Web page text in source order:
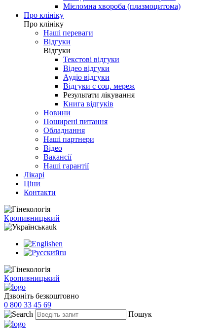
Мієломна хвороба (плазмоцитома)
Про клініку
Про клініку
Наші переваги
Відгуки
Відгуки
Текстові відгуки
Відео відгуки
Аудіо відгуки
Відгуки с соц. мереж
Результати лікування
Книга відгуків
Новини
Поширені питання
Обладнання
Наші партнери
Відео
Вакансії
Наші гарантії
Лікарі
Ціни
Контакти
Кропивницький
uk
en
ru
Кропивницький
Дзвоніть безкоштовно
0 800 33 45 69
Пошук